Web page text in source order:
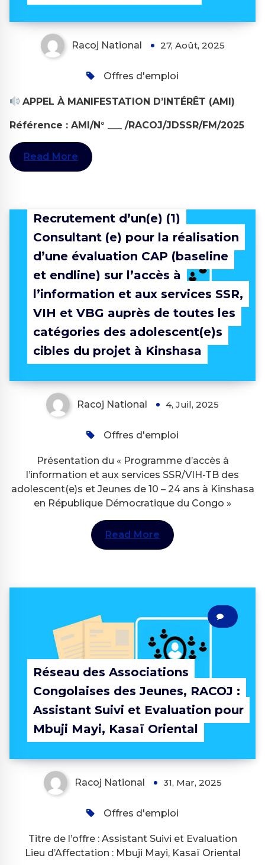
Racoj National 27, Août, 2025
Offres d'emploi
APPEL À MANIFESTATION D’INTÉRÊT (AMI)
Référence : AMI/N° ___ /RACOJ/JDSSR/FM/2025
Read More
Recrutement d’un(e) (1)
Consultant (e) pour la réalisation
d’une évaluation CAP (baseline
et endline) sur l’accès à
l’information et aux services SSR,
VIH et VBG auprès de toutes les
catégories des adolescent(e)s
cibles du projet à Kinshasa
1
Racoj National 4, Juil, 2025
Offres d'emploi
Présentation du « Programme d’accès à
l’information et aux services SSR/VIH-TB des
adolescent(e)s et Jeunes de 10 – 24 ans à Kinshasa
en République Démocratique du Congo »
Read More
Réseau des Associations
Congolaises des Jeunes, RACOJ :
Assistant Suivi et Evaluation pour
Mbuji Mayi, Kasaï Oriental
Racoj National 31, Mar, 2025
Offres d'emploi
Titre de l’offre : Assistant Suivi et Evaluation
Lieu d’Affectation : Mbuji Mayi, Kasaï Oriental